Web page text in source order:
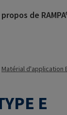
de
Matérial d'application
E